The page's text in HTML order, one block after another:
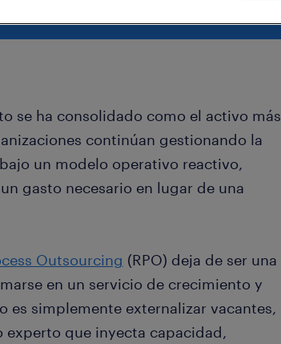
se ha consolidado como el activo más
continúan gestionando la
un modelo operativo reactivo,
gasto necesario en lugar de una
Outsourcing (RPO) deja de ser una
en un servicio de crecimiento y
es simplemente externalizar vacantes,
que inyecta capacidad,